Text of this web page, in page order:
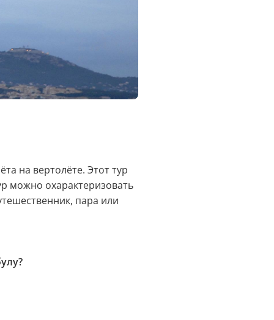
на вертолёте. Этот тур
можно охарактеризовать
пара или